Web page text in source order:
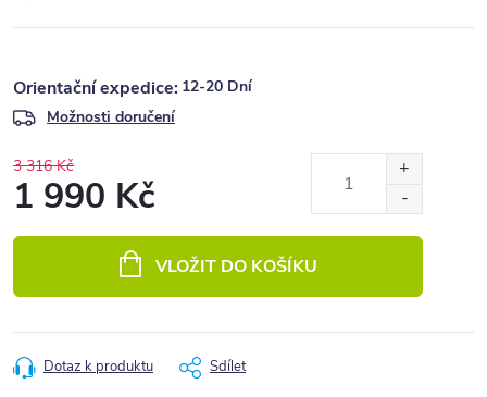
12-20 Dní
Možnosti doručení
3 316 Kč
1 990 Kč
VLOŽIT DO KOŠÍKU
Dotaz k produktu Sdílet